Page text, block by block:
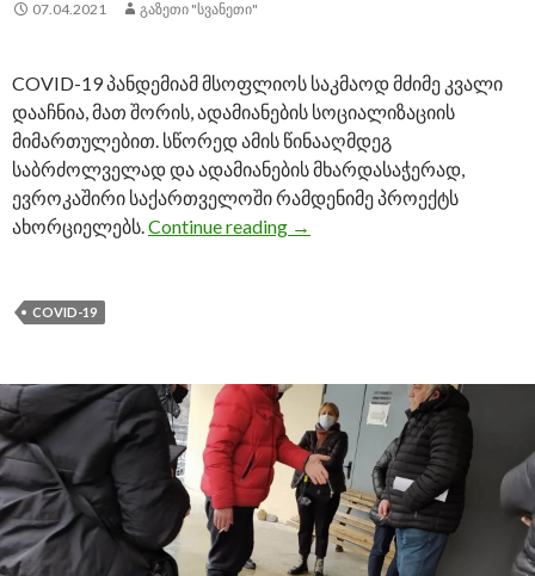
07.04.2021 ᲒᲐᲖᲔᲗᲘ "ᲡᲕᲐᲜᲔᲗᲘ"
COVID-19 პანდემიამ მსოფლიოს საკმაოდ მძიმე კვალი
დააჩნია, მათ შორის, ადამიანების სოციალიზაციის
მიმართულებით. სწორედ ამის წინააღმდეგ
საბრძოლველად და ადამიანების მხარდასაჭერად,
ევროკაშირი საქართველოში რამდენიმე პროექტს
ახორციელებს.Continue reading „მე გავაგრძელე“ – შშმ
→
COVID-19